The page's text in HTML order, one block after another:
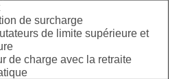
de surcharge
de limite supérieure et
de charge avec la retraite